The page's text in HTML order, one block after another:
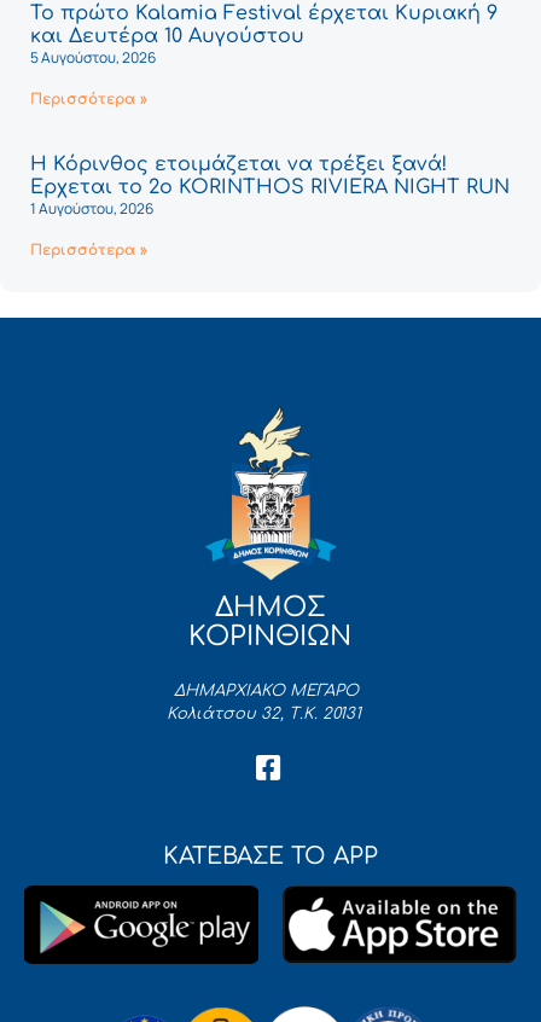
Το πρώτο Kalamia Festival έρχεται Κυριακή 9
και Δευτέρα 10 Αυγούστου
5 Αυγούστου, 2026
Περισσότερα »
Η Κόρινθος ετοιμάζεται να τρέξει ξανά!
Έρχεται το 2ο KORINTHOS RIVIERA NIGHT RUN
1 Αυγούστου, 2026
Περισσότερα »
ΔΗΜΟΣ
ΚΟΡΙΝΘΙΩΝ
ΔΗΜΑΡΧΙΑΚΟ ΜΕΓΑΡΟ
Κολιάτσου 32, Τ.Κ. 20131
ΚΑΤΕΒΑΣΕ ΤΟ APP